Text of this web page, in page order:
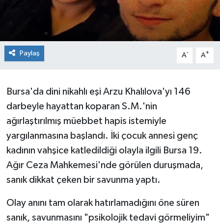
Paylaş A- A+
Bursa'da dini nikahlı eşi Arzu Khalılova'yı 146
darbeyle hayattan koparan S.M.'nin
ağırlaştırılmış müebbet hapis istemiyle
yargılanmasına başlandı. İki çocuk annesi genç
kadının vahşice katledildiği olayla ilgili Bursa 19.
Ağır Ceza Mahkemesi'nde görülen duruşmada,
sanık dikkat çeken bir savunma yaptı.
Olay anını tam olarak hatırlamadığını öne süren
sanık, savunmasını "psikolojik tedavi görmeliyim"
Türkiye